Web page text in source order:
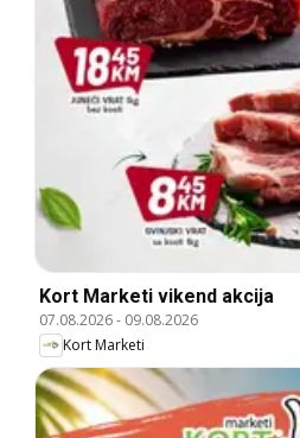
Kort Marketi vikend akcija
07.08.2026- 09.08.2026
Kort Marketi